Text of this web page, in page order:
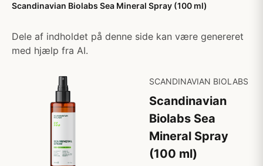
Scandinavian Biolabs Sea Mineral Spray (100 ml)
Dele af indholdet på denne side kan være genereret
med hjælp fra AI.
SCANDINAVIAN BIOLABS
Scandinavian
Biolabs Sea
Mineral Spray
(100 ml)